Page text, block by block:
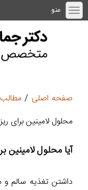
منو
صفحه اصلی /
محلول لامینین
آیا محلول
داشتن تغذیه سالم